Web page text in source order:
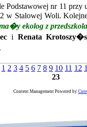
Podstawowej nr 11 przy
w Stalowej Woli.
ekolog z przedszkola
i Renata
.
1 2 3 4 5 6 7 8 9 10 11 12
23
Content Management Powered by